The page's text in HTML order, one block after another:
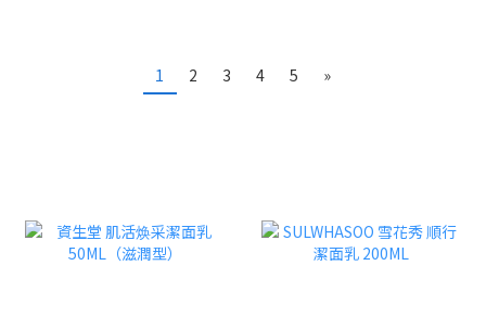
1 2 3 4 5 »